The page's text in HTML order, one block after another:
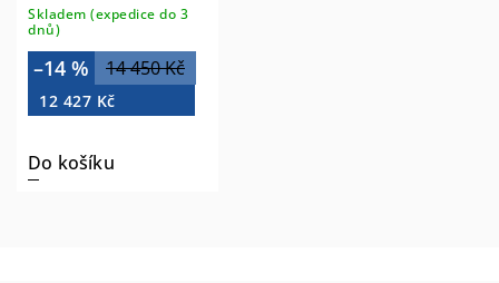
Skladem (expedice do 3
dnů)
14 450 Kč
–14 %
12 427 Kč
Do košíku